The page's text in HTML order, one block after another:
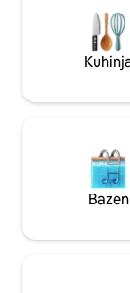
na obali rijeke
obali rijeke (50 €),
Bazen